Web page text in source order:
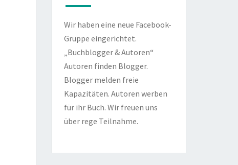
Wir haben eine neue Facebook-
Gruppe eingerichtet.
„Buchblogger & Autoren“
Autoren finden Blogger.
Blogger melden freie
Kapazitäten. Autoren werben
für ihr Buch. Wir freuen uns
über rege Teilnahme.